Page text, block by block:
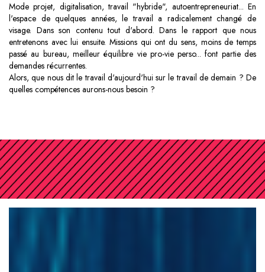
Mode projet, digitalisation, travail "hybride", autoentrepreneuriat... En
l'espace de quelques années, le travail a radicalement changé de
visage. Dans son contenu tout d'abord. Dans le rapport que nous
entretenons avec lui ensuite. Missions qui ont du sens, moins de temps
passé au bureau, meilleur équilibre vie pro-vie perso... font partie des
demandes récurrentes.
Alors, que nous dit le travail d'aujourd'hui sur le travail de demain ? De
quelles compétences aurons-nous besoin ?